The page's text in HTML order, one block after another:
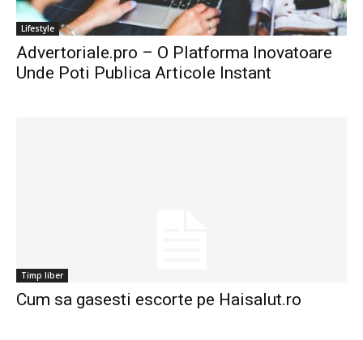
Lifestyle
Advertoriale.pro – O Platforma Inovatoare
Unde Poti Publica Articole Instant
Timp liber
Cum sa gasesti escorte pe Haisalut.ro